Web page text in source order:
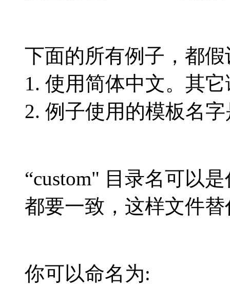
下面的所有例子，都
1. 使用简体中文。其
2. 例子使用的模板名字
“custom" 目录名可以
都要一致，这样文件
你可以命名为: